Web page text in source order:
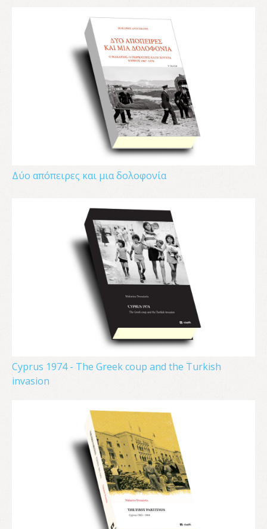
Δύο απόπειρες και μια δολοφονία
Cyprus 1974 - The Greek coup and the Turkish
invasion